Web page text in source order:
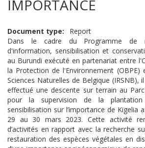
IMPORTANCE
Document type
Report
Dans le cadre du Programme de
d'information, sensibilisation et
au Burundi exécuté en partenariat entre
la Protection de l'Environnement (OBPE)
Sciences Naturelles de Belgique
effectué une descente sur terrain au
pour la supervision de la
sensibilisation sur l’importance de Kigelia
29 au 30 mars 2023. Cette activité
d’activités en rapport avec la recherche
restauration des espèces végétales en